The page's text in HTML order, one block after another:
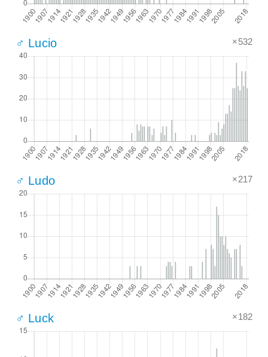
♂ Lucio ×532
♂ Ludo ×217
♂ Luck ×182